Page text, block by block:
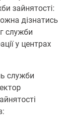
зайнятості:
дізнатись
служби
у центрах
служби